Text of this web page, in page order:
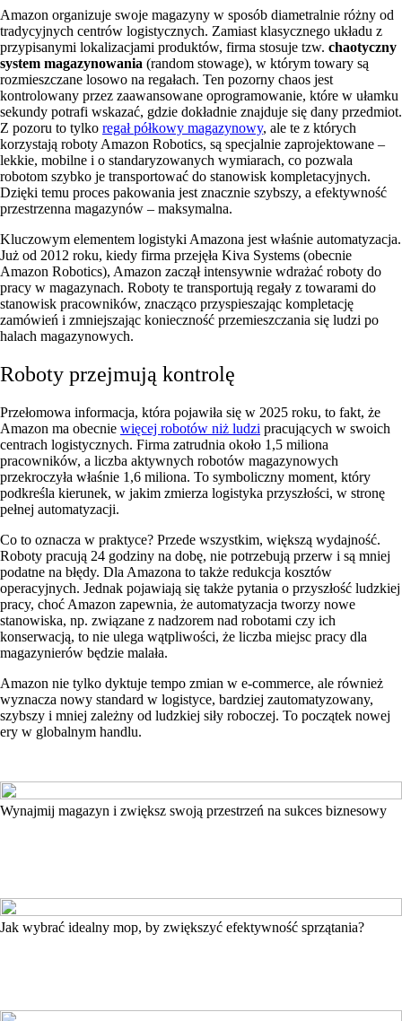
Amazon organizuje swoje magazyny w sposób diametralnie różny od
tradycyjnych centrów logistycznych. Zamiast klasycznego układu z
przypisanymi lokalizacjami produktów, firma stosuje tzw. chaotyczny
system magazynowania (random stowage), w którym towary są
rozmieszczane losowo na regałach. Ten pozorny chaos jest
kontrolowany przez zaawansowane oprogramowanie, które w ułamku
sekundy potrafi wskazać, gdzie dokładnie znajduje się dany przedmiot.
Z pozoru to tylko regał półkowy magazynowy, ale te z których
korzystają roboty Amazon Robotics, są specjalnie zaprojektowane –
lekkie, mobilne i o standaryzowanych wymiarach, co pozwala
robotom szybko je transportować do stanowisk kompletacyjnych.
Dzięki temu proces pakowania jest znacznie szybszy, a efektywność
przestrzenna magazynów – maksymalna.
Kluczowym elementem logistyki Amazona jest właśnie automatyzacja.
Już od 2012 roku, kiedy firma przejęła Kiva Systems (obecnie
Amazon Robotics), Amazon zaczął intensywnie wdrażać roboty do
pracy w magazynach. Roboty te transportują regały z towarami do
stanowisk pracowników, znacząco przyspieszając kompletację
zamówień i zmniejszając konieczność przemieszczania się ludzi po
halach magazynowych.
Roboty przejmują kontrolę
Przełomowa informacja, która pojawiła się w 2025 roku, to fakt, że
Amazon ma obecnie więcej robotów niż ludzi pracujących w swoich
centrach logistycznych. Firma zatrudnia około 1,5 miliona
pracowników, a liczba aktywnych robotów magazynowych
przekroczyła właśnie 1,6 miliona. To symboliczny moment, który
podkreśla kierunek, w jakim zmierza logistyka przyszłości, w stronę
pełnej automatyzacji.
Co to oznacza w praktyce? Przede wszystkim, większą wydajność.
Roboty pracują 24 godziny na dobę, nie potrzebują przerw i są mniej
podatne na błędy. Dla Amazona to także redukcja kosztów
operacyjnych. Jednak pojawiają się także pytania o przyszłość ludzkiej
pracy, choć Amazon zapewnia, że automatyzacja tworzy nowe
stanowiska, np. związane z nadzorem nad robotami czy ich
konserwacją, to nie ulega wątpliwości, że liczba miejsc pracy dla
magazynierów będzie malała.
Amazon nie tylko dyktuje tempo zmian w e-commerce, ale również
wyznacza nowy standard w logistyce, bardziej zautomatyzowany,
szybszy i mniej zależny od ludzkiej siły roboczej. To początek nowej
ery w globalnym handlu.
Wynajmij magazyn i zwiększ swoją przestrzeń na sukces biznesowy
Jak wybrać idealny mop, by zwiększyć efektywność sprzątania?